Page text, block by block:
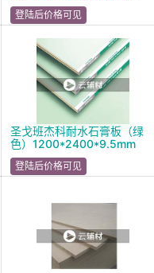
登陆后价格可见
圣戈班杰科耐水石膏板（绿
色）1200*2400*9.5mm
登陆后价格可见